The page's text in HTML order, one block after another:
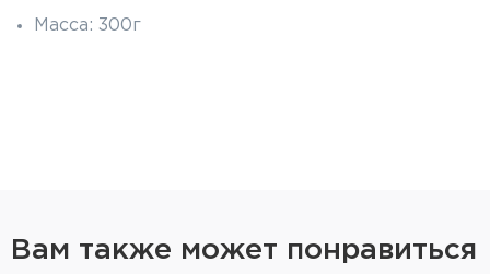
Масса: 300г
Вам также может понравиться